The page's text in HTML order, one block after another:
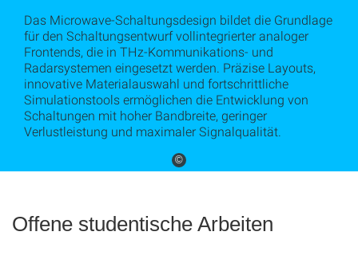
©
Das Microwave-Schaltungsdesign bildet die Grundlage
für den Schaltungsentwurf vollintegrierter analoger
Frontends, die in THz-Kommunikations- und
Radarsystemen eingesetzt werden. Präzise Layouts,
innovative Materialauswahl und fortschrittliche
Simulationstools ermöglichen die Entwicklung von
Schaltungen mit hoher Bandbreite, geringer
Verlustleistung und maximaler Signalqualität.
Offene studentische Arbeiten